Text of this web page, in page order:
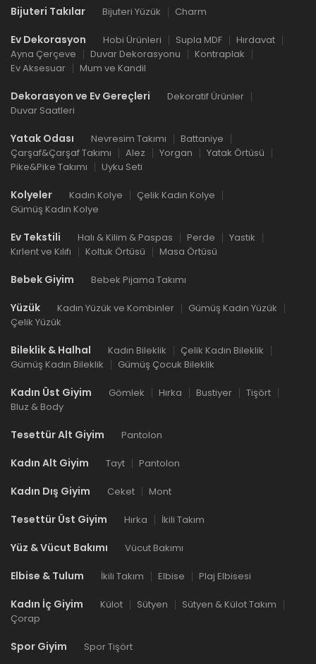
Bijuteri Takılar Bijuteri Yüzük Charm
Ev Dekorasyon Hobi Ürünleri Supla MDF
Hırdavat
Ayna Çerçeve
Duvar Dekorasyonu
Kontraplak
Ev Aksesuar
Mum ve Kandil
Dekorasyon ve Ev Gereçleri
Dekoratif Ürünler
Duvar Saatleri
Yatak Odası Nevresim Takımı
Battaniye
Çarşaf&Çarşaf Takımı
Alez Yorgan
Yatak Örtüsü
Pike&Pike Takımı
Uyku Seti
Kolyeler Kadın Kolye
Çelik Kadın Kolye
Gümüş Kadın Kolye
Ev Tekstili Halı & Kilim & Paspas Perde
Yastık
Kırlent ve Kılıfı
Koltuk Örtüsü Masa Örtüsü
Bebek Giyim Bebek Pijama Takımı
Yüzük Kadın Yüzük ve Kombinler
Gümüş Kadın Yüzük
Çelik Yüzük
Bileklik & Halhal Kadın Bileklik
Çelik Kadın Bileklik
Gümüş Kadın Bileklik
Gümüş Çocuk Bileklik
Kadın Üst Giyim Gömlek Hırka Bustiyer
Tişört
Bluz & Body
Tesettür Alt Giyim Pantolon
Kadın Alt Giyim Tayt Pantolon
Kadın Dış Giyim Ceket Mont
Tesettür Üst Giyim Hırka İkili Takım
Yüz & Vücut Bakımı Vücut Bakımı
Elbise & Tulum İkili Takım Elbise Plaj Elbisesi
Kadın İç Giyim Külot Sütyen
Sütyen & Külot Takım
Çorap
Spor Giyim Spor Tişört